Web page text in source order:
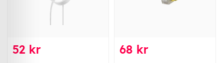
52 kr 68 kr